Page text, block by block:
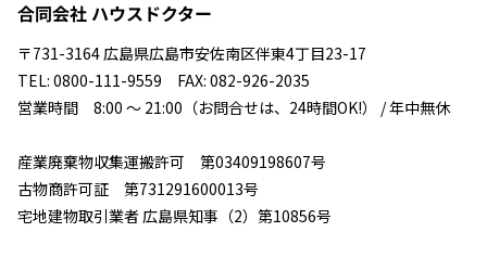
合同会社 ハウスドクター
〒731-3164 広島県広島市安佐南区伴東4丁目23-17
TEL: 0800-111-9559 FAX: 082-926-2035
営業時間 8:00 ～ 21:00（お問合せは、24時間OK!） / 年中無休
産業廃棄物収集運搬許可 第03409198607号
古物商許可証 第731291600013号
宅地建物取引業者 広島県知事（2）第10856号